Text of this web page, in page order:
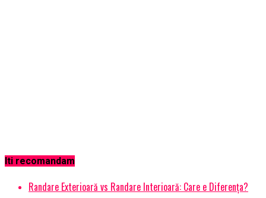
Iti recomandam
Randare Exterioară vs Randare Interioară: Care e Diferența?